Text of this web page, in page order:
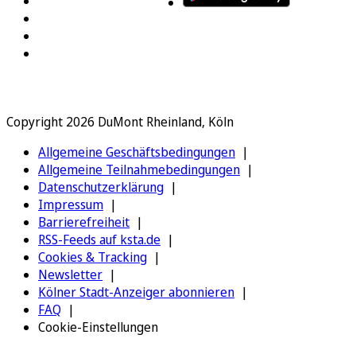
Copyright 2026 DuMont Rheinland, Köln
Allgemeine Geschäftsbedingungen
Allgemeine Teilnahmebedingungen
Datenschutzerklärung
Impressum
Barrierefreiheit
RSS-Feeds auf ksta.de
Cookies & Tracking
Newsletter
Kölner Stadt-Anzeiger abonnieren
FAQ
Cookie-Einstellungen